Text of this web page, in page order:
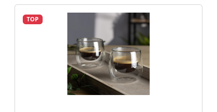
TOP